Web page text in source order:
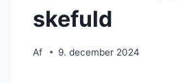
skefuld
Af 9. december 2024